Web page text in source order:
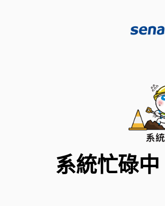
系統忙碌